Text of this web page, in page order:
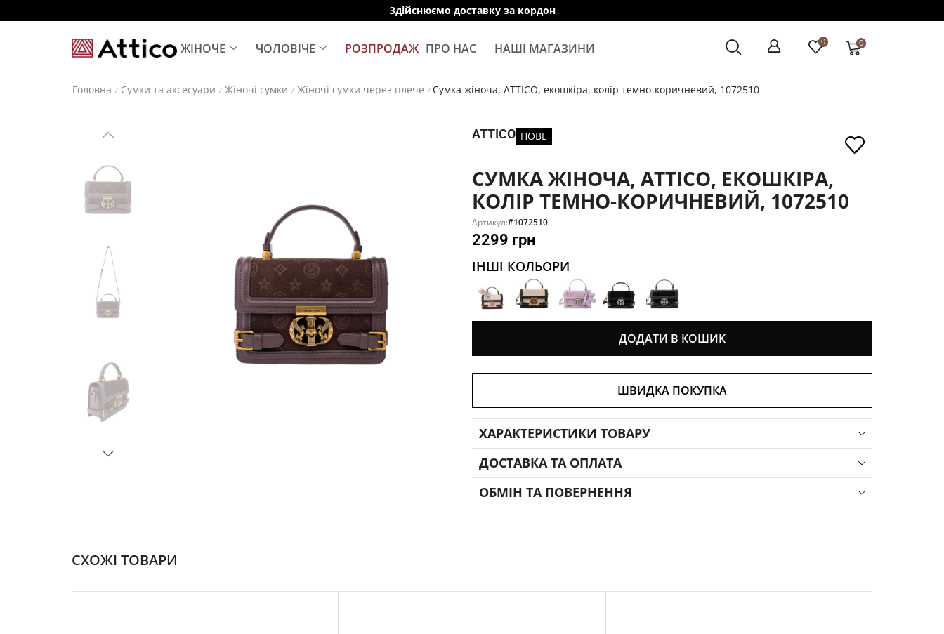
Здійснюємо доставку за кордон
ЖІНОЧЕ ЧОЛОВІЧЕ РОЗПРОДАЖ ПРО НАС НАШІ МАГАЗИНИ 0 0
Головна / Сумки та аксесуари / Жіночі сумки / Жіночі сумки через плече / Сумка жіноча, ATTICO, екошкіра, колір темно-коричневий, 1072510
ATTICO НОВЕ
СУМКА ЖІНОЧА, ATTICO, ЕКОШКІРА,
КОЛІР ТЕМНО-КОРИЧНЕВИЙ, 1072510
Артикул:#1072510
2299 грн
ІНШІ КОЛЬОРИ
ДОДАТИ В КОШИК
ШВИДКА ПОКУПКА
ХАРАКТЕРИСТИКИ ТОВАРУ
ДОСТАВКА ТА ОПЛАТА
ОБМІН ТА ПОВЕРНЕННЯ
СХОЖІ ТОВАРИ